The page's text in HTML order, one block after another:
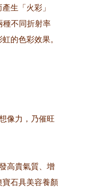
生「火彩」
種不同折射率
的色彩效果。
像力，乃催旺
高貴氣質、增
石具美容養顏